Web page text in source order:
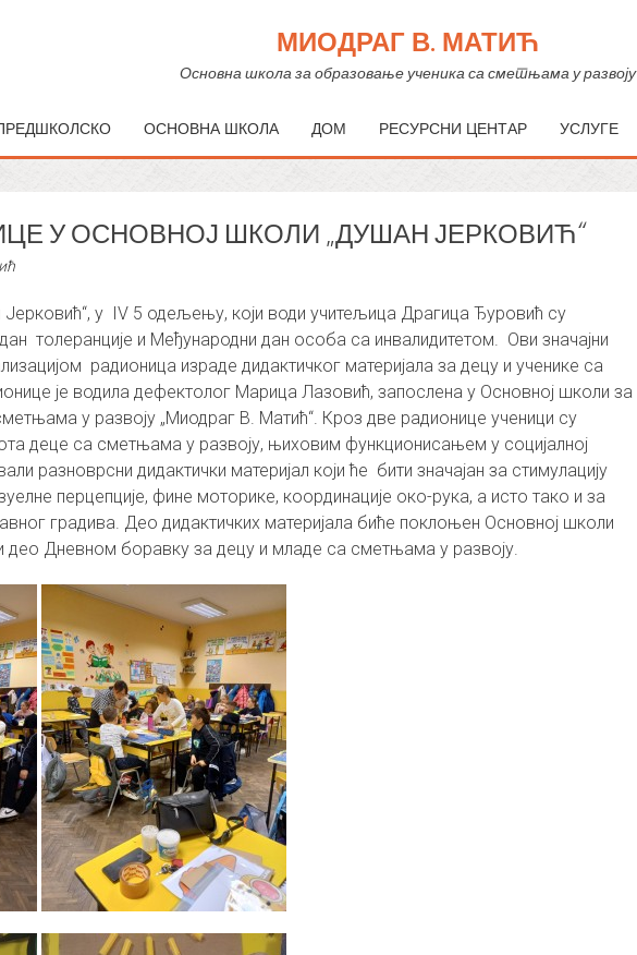
МИОДРАГ В. МАТИЋ
Основна школа за образовање ученика са сметњама у развоју
ОСНОВНА ШКОЛА ДОМ РЕСУРСНИ ЦЕНТАР УСЛУГЕ
У ОСНОВНОЈ ШКОЛИ „ДУШАН ЈЕРКОВИЋ“
у IV 5 одељењу, који води учитељица Драгица Ђуровић су
толеранције и Међународни дан особа са инвалидитетом. Ови значајни
радионица израде дидактичког материјала за децу и ученике са
је водила дефектолог Марица Лазовић, запослена у Основној школи за
у развоју „Миодраг В. Матић“. Кроз две радионице ученици су
деце са сметњама у развоју, њиховим функционисањем у социјалној
разноврсни дидактички материјал који ће бити значајан за стимулацију
перцепције, фине моторике, координације око-рука, а исто тако и за
градива. Део дидактичких материјала биће поклоњен Основној школи
део Дневном боравку за децу и младе са сметњама у развоју.